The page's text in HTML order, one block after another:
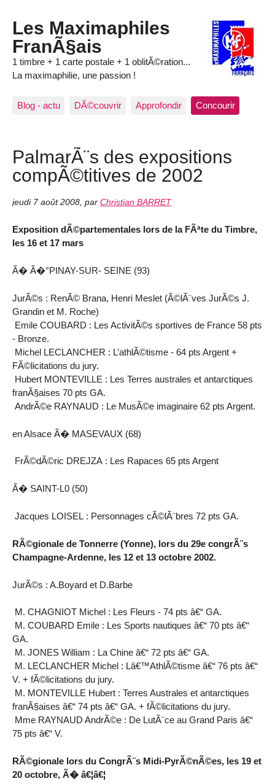
Les Maximaphiles
FranÃ§ais
1 timbre + 1 carte postale + 1 oblitÃ©ration...
La maximaphilie, une passion !
Blog - actu DÃ©couvrir Approfondir Concourir
PalmarÃ¨s des expositions
compÃ©titives de 2002
jeudi 7 août 2008, par Christian BARRET
Exposition dÃ©partementales lors de la FÃªte du Timbre,
les 16 et 17 mars
Ã� Ã�°PINAY-SUR- SEINE (93)
JurÃ©s : RenÃ© Brana, Henri Meslet (Ã©lÃ¨ves JurÃ©s J.
Grandin et M. Roche)
Emile COUBARD : Les ActivitÃ©s sportives de France 58 pts
- Bronze.
Michel LECLANCHER : L’athlÃ©tisme - 64 pts Argent +
FÃ©licitations du jury.
Hubert MONTEVILLE : Les Terres australes et antarctiques
franÃ§aises 70 pts GA.
AndrÃ©e RAYNAUD : Le MusÃ©e imaginaire 62 pts Argent.
en Alsace Ã� MASEVAUX (68)
FrÃ©dÃ©ric DREJZA : Les Rapaces 65 pts Argent
Ã� SAINT-L0 (50)
Jacques LOISEL : Personnages cÃ©lÃ¨bres 72 pts GA.
RÃ©gionale de Tonnerre (Yonne), lors du 29e congrÃ¨s
Champagne-Ardenne, les 12 et 13 octobre 2002.
JurÃ©s : A.Boyard et D.Barbe
M. CHAGNIOT Michel : Les Fleurs - 74 pts â€“ GA.
M. COUBARD Emile : Les Sports nautiques â€“ 70 pts â€“
GA.
M. JONES William : La Chine â€“ 72 pts â€“ GA.
M. LECLANCHER Michel : Lâ€™AthlÃ©tisme â€“ 76 pts â€“
V. + fÃ©licitations du jury.
M. MONTEVILLE Hubert : Terres Australes et antarctiques
franÃ§aises â€“ 74 pts â€“ GA. + fÃ©licitations du jury.
Mme RAYNAUD AndrÃ©e : De LutÃ¨ce au Grand Paris â€“
75 pts â€“ V.
RÃ©gionale lors du CongrÃ¨s Midi-PyrÃ©nÃ©es, les 19 et
20 octobre, Ã� â€¦â€¦